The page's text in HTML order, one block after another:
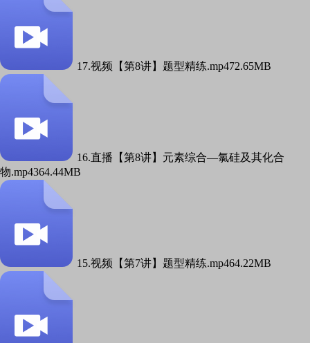
17.视频【第8讲】题型精练.mp472.65MB
16.直播【第8讲】元素综合—氯硅及其化合
物.mp4364.44MB
15.视频【第7讲】题型精练.mp464.22MB